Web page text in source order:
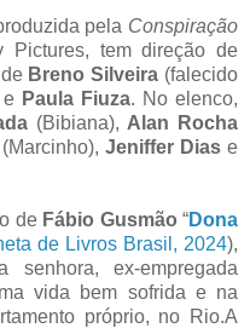
pela Conspiração
Pictures, tem direção de
Breno Silveira (falecido
e Paula Fiuza. No elenco,
(Bibiana), Alan Rocha
(Marcinho), Jeniffer Diase
de Fábio Gusmão “Dona
de Livros Brasil, 2024),
ex-empregada
vida bem sofrida e na
próprio, no Rio.A